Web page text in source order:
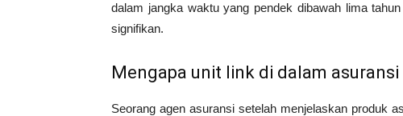
dalam jangka waktu yang pendek dibawah lima
signifikan.
Mengapa unit link di dalam asuransi
Seorang agen asuransi setelah menjelaskan produk